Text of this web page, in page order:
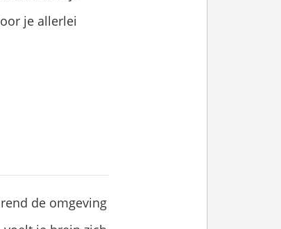
je allerlei
de omgeving